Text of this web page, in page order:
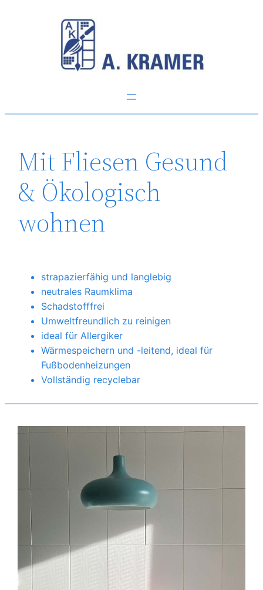
Mit Fliesen Gesund
& Ökologisch
wohnen
strapazierfähig und langlebig
neutrales Raumklima
Schadstofffrei
Umweltfreundlich zu reinigen
ideal für Allergiker
Wärmespeichern und -leitend, ideal für
Fußbodenheizungen
Vollständig recyclebar